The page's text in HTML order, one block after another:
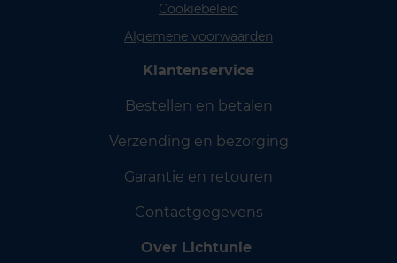
Cookiebeleid
Algemene voorwaarden
Klantenservice
Bestellen en betalen
Verzending en bezorging
Garantie en retouren
Contactgegevens
Over Lichtunie